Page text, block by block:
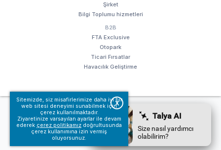
Sitemizde, siz misafirlerimize daha iyi bir
web sitesi deneyimi sunabilmek için
çerez kullanılmaktadır.
Ziyaretinize varsayılan ayarlar ile devam
ederek çerez politikamız doğrultusunda
çerez kullanımına izin vermiş
oluyorsunuz.
X
Şirket
Bilgi Toplumu hizmetleri
B2B
FTA Exclusive
Otopark
Ticari Fırsatlar
Havacılık Geliştirme
© Fraport TAV Antalya Havalimanı, 2018. Tüm hakları saklıdır.
Kullanım koşullarımız
Bilgi Toplumu hizmetleri